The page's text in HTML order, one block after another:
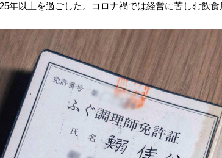
年以上を過ごした。コロナ禍では経営に苦しむ飲